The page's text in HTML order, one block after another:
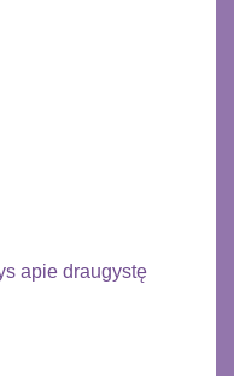
apie draugystę